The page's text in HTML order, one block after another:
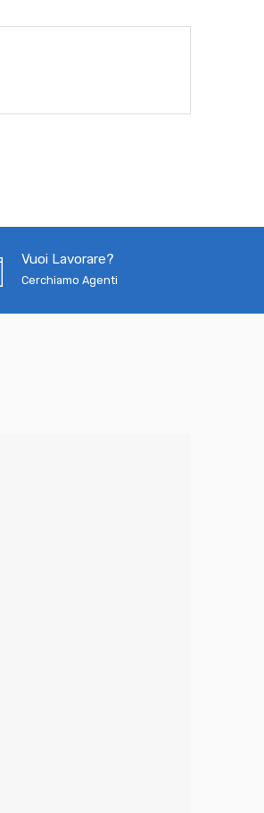
Vuoi Lavorare?
Cerchiamo Agenti